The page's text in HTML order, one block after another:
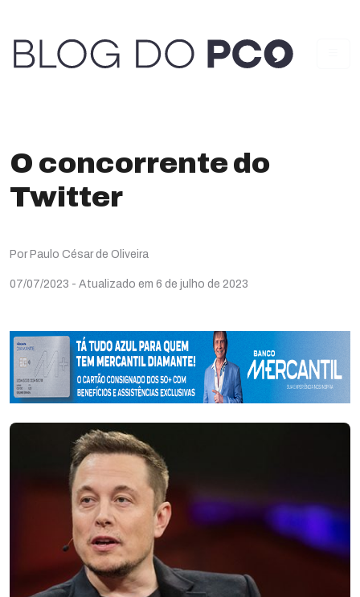
O concorrente do
Twitter
Por Paulo César de Oliveira
07/07/2023 - Atualizado em 6 de julho de 2023